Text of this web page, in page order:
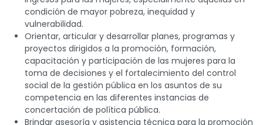
condición de mayor pobreza, inequidad y
vulnerabilidad.
Orientar, articular y desarrollar planes, programas y
proyectos dirigidos a la promoción, formación,
capacitación y participación de las mujeres para la
toma de decisiones y el fortalecimiento del control
social de la gestión pública en los asuntos de su
competencia en las diferentes instancias de
concertación de política pública.
Brindar asesoría y asistencia técnica para la promoción